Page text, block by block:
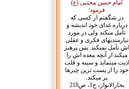
امام حسن مجتبی (ع)
فرمود:
در شگفتم از کسی که
درباره غذای خود اندیشه و
تأمل میکند ولی در مورد
نیازمندیهای فکری و عقلی
اش تأمل نمیکند. پس پرهیز
میکند از آنچه معده اش را
اذیت مینماید و سینه و قلب
خود را از پست ترین چیزها
پر میکند.
بحارالانوار، ج1، ص218